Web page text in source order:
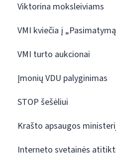
Viktorina moksleiviams
VMI kviečia į
VMI turto aukcionai
Įmonių VDU palyginimas
STOP šešėliui
Krašto apsaugos
Interneto svetainės